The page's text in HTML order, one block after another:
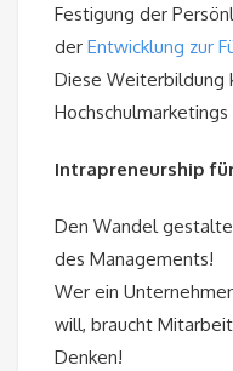
Festigung der
der Entwicklung zur
Diese Weiterbildung
Intrapreneurship
Den Wandel
des Managements!
Wer ein
will, braucht
Denken!